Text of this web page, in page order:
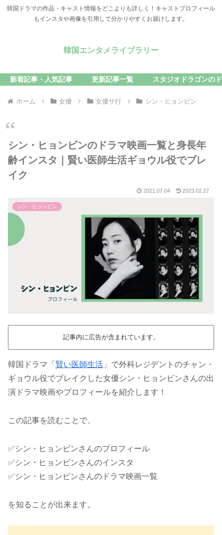
韓国ドラマの作品・キャスト情報をどこよりも詳しく！キャストプロフィール
もインスタや画像を引用して分かりやすくお届けします。
韓国エンタメライブラリー
新着記事・人気記事 更新記事一覧 スタジオドラゴンの
ホーム 女優 女優サ行 シン・ヒョンビン
シン・ヒョンビンのドラマ映画一覧と身長年
齢インスタ｜賢い医師生活ギョウル役でブレ
イク
2021.07.04 2023.02.27
シン・ヒョンビン
記事内に広告が含まれています。
韓国ドラマ「 賢い医師生活 」で外科レジデントのチャン・
ギョウル役でブレイクした女優シン・ヒョンビンさんの出
演ドラマ映画やプロフィールを紹介します！
この記事を読むことで、
✅シン・ヒョンビンさんのプロフィール
✅シン・ヒョンビンさんのインスタ
✅シン・ヒョンビンさんのドラマ映画一覧
を知ることが出来ます。